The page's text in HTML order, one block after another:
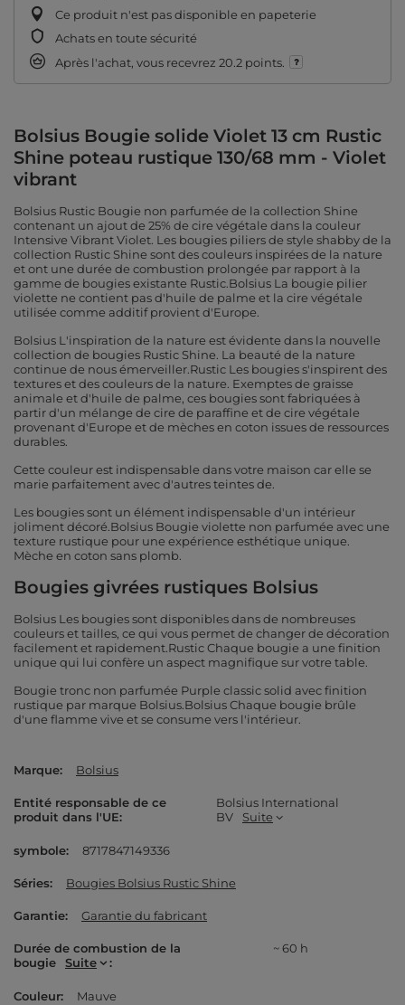
Ce produit n'est pas disponible en papeterie
Achats en toute sécurité
Après l'achat, vous recevrez 20.2 points.
Bolsius Bougie solide Violet 13 cm Rustic
Shine poteau rustique 130/68 mm - Violet
vibrant
Bolsius Rustic Bougie non parfumée de la collection Shine
contenant un ajout de 25% de cire végétale dans la couleur
Intensive Vibrant Violet. Les bougies piliers de style shabby de la
collection Rustic Shine sont des couleurs inspirées de la nature
et ont une durée de combustion prolongée par rapport à la
gamme de bougies existante Rustic.Bolsius La bougie pilier
violette ne contient pas d'huile de palme et la cire végétale
utilisée comme additif provient d'Europe.
Bolsius L'inspiration de la nature est évidente dans la nouvelle
collection de bougies Rustic Shine. La beauté de la nature
continue de nous émerveiller.Rustic Les bougies s'inspirent des
textures et des couleurs de la nature. Exemptes de graisse
animale et d'huile de palme, ces bougies sont fabriquées à
partir d'un mélange de cire de paraffine et de cire végétale
provenant d'Europe et de mèches en coton issues de ressources
durables.
Cette couleur est indispensable dans votre maison car elle se
marie parfaitement avec d'autres teintes de.
Les bougies sont un élément indispensable d'un intérieur
joliment décoré.Bolsius Bougie violette non parfumée avec une
texture rustique pour une expérience esthétique unique.
Mèche en coton sans plomb.
Bougies givrées rustiques Bolsius
Bolsius Les bougies sont disponibles dans de nombreuses
couleurs et tailles, ce qui vous permet de changer de décoration
facilement et rapidement.Rustic Chaque bougie a une finition
unique qui lui confère un aspect magnifique sur votre table.
Bougie tronc non parfumée Purple classic solid avec finition
rustique par marque Bolsius.Bolsius Chaque bougie brûle
d'une flamme vive et se consume vers l'intérieur.
Marque Bolsius
Entité responsable de ce
produit dans l'UE
Bolsius International
BV
Suite
symbole 8717847149336
Séries Bougies Bolsius Rustic Shine
Garantie Garantie du fabricant
Durée de combustion de la
bougie
Suite
~ 60 h
Couleur Mauve